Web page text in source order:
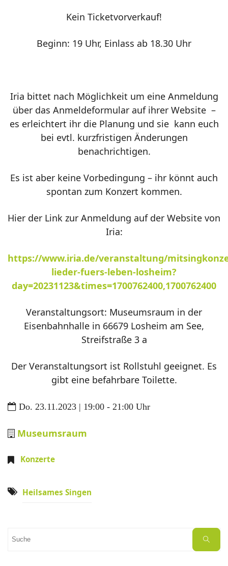
Kein Ticketvorverkauf!
Beginn: 19 Uhr, Einlass ab 18.30 Uhr
Iria bittet nach Möglichkeit um eine Anmeldung
über das Anmeldeformular auf ihrer Website –
es erleichtert ihr die Planung und sie kann euch
bei evtl. kurzfristigen Änderungen
benachrichtigen.
Es ist aber keine Vorbedingung – ihr könnt auch
spontan zum Konzert kommen.
Hier der Link zur Anmeldung auf der Website von
Iria:
https://www.iria.de/veranstaltung/
lieder-fuers-leben-losheim?
day=20231123&times=1700762400,1700762400
Veranstaltungsort: Museumsraum in der
Eisenbahnhalle in 66679 Losheim am See,
Streifstraße 3 a
Der Veranstaltungsort ist Rollstuhl geeignet. Es
gibt eine befahrbare Toilette.
Do. 23.11.2023 | 19:00 - 21:00 Uhr
Museumsraum
Konzerte
Heilsames Singen
Suchen
Suche